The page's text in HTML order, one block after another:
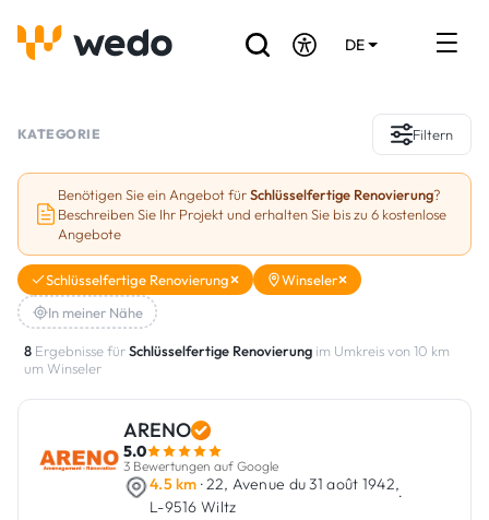
DE
Referenzen
Förderungen & Zuschüsse
Stellenbörse
Sind Sie Handwerker?
Einloggen
KATEGORIE Filtern
Benötigen Sie ein Angebot fürSchlüsselfertige Renovierung?
Beschreiben Sie Ihr Projekt und erhalten Sie bis zu 6 kostenlose
Angebote
Schlüsselfertige Renovierung
Winseler
In meiner Nähe
8 Ergebnisse fürSchlüsselfertige Renovierung im Umkreis von 10 km
um Winseler
ARENO
5.0
3 Bewertungen auf Google
4.5 km · 22, Avenue du 31 août 1942,
L-9516 Wiltz
·